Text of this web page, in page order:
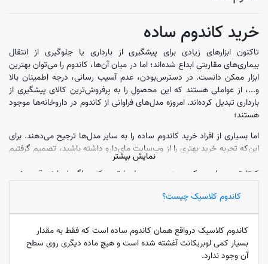
خرید کاندوم ساده
تاکنون ابزارهای زیادی برای پیشگیری از بارداری یا جلوگیری از انتقال
بیماری‌های مقاربتی ابداع شده‌اند؛ اما در میان آن‌ها، کاندوم را می‌توان بهترین
ابزار ممکن دانست. در دسترس‌بودن، عدم آسیب رسانی، درجه اطمینان بالا
و...، از عواملی هستند که این محصول را به پرفروش‌ترین کالای پیشگیری از
بارداری تبدیل کرده‌اند. امروزه مدل‌های فراوانی از کاندوم در داروخانه‌ها موجود
هستند؛
اما بسیاری از افراد خرید کاندوم ساده را به سایر مدل‌ها ترجیح می‌دهند. برای
این‌که تجربه خرید بهتری را از وب‌سایت مای‌دارو داشته باشید، تصمیم گرفتیم
تا یک راهنمای کلی درمورد خرید کاندوم ساده را ارائه دهیم تا بتوانید در
کوتاه‌ترین زمان ممکن، بهترین محصول را تهیه کنید. اگر شما نیز قصد خرید
مزایای خرید کاندوم ساده
کاندوم ساده همواره مزایایی را نسبت‌به سایر انواع کاندوم دارد. این مزایا
عبارت‌اند از:
نمایش بیشتر
کاندوم کلاسیک چیست؟
کاندوم کلاسیک درواقع همان کاندوم ساده است که فقط به مقدار
بسیار کمی لوبریکانت آغشته شده است و هیچ ماده دیگری روی سطح
آن وجود ندارد.